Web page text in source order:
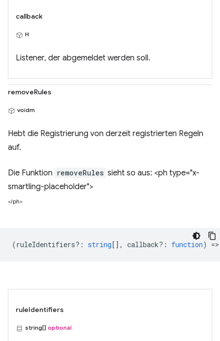
callback
H
Listener, der abgemeldet werden soll.
removeRules
voidm
Hebt die Registrierung von derzeit registrierten Regeln
auf.
Die Funktion removeRules sieht so aus: <ph type="x-
smartling-placeholder">
</ph>
(ruleIdentifiers? : string [], callback? : function)
ruleIdentifiers
string[] optional